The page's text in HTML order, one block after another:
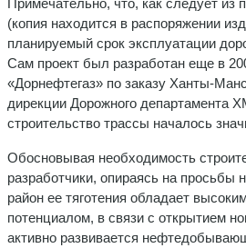
(копия находится в распоряжении
планируемый срок эксплуатации
Сам проект был разработан еще в
«Дорнефтегаз» по заказу Ханты-
дирекции Дорожного департамента
строительство трассы началось
Обосновывая необходимость
разработчики, опираясь на просьбы
район ее тяготения обладает
потенциалом, в связи с открытием
активно развивается